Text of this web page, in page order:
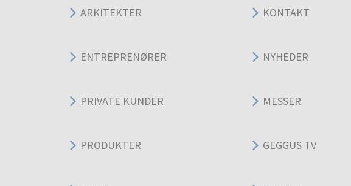
ARKITEKTER
ENTREPRENØRER
PRIVATE KUNDER
PRODUKTER
KONTAKT
NYHEDER
MESSER
GEGGUS TV